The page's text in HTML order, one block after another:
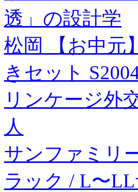
透」の設計学
松岡 【お中元
きセット
リンケージ外
人
サンファミリ
ラック / L〜